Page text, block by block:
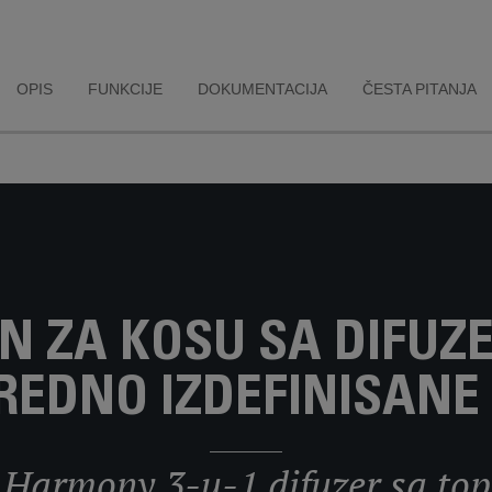
OPIS FUNKCIJE DOKUMENTACIJA ČESTA PITANJA
ZA KOSU SA
IZDEFINISANE